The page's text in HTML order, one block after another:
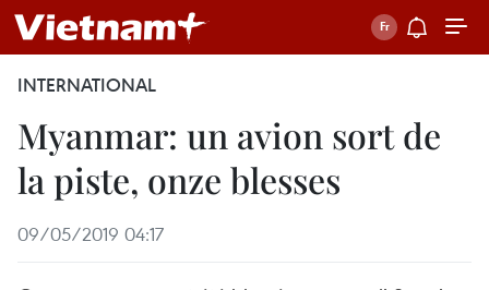
INTERNATIONAL
Myanmar: un avion sort de
la piste, onze blesses
09/05/2019 04:17